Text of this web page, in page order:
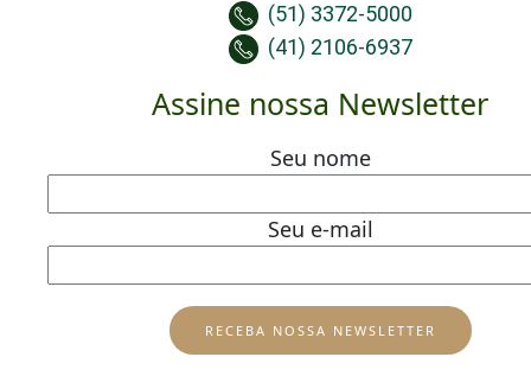
(51) 3372-5000
(41) 2106-6937
Assine nossa Newsletter
Seu nome
Seu e-mail